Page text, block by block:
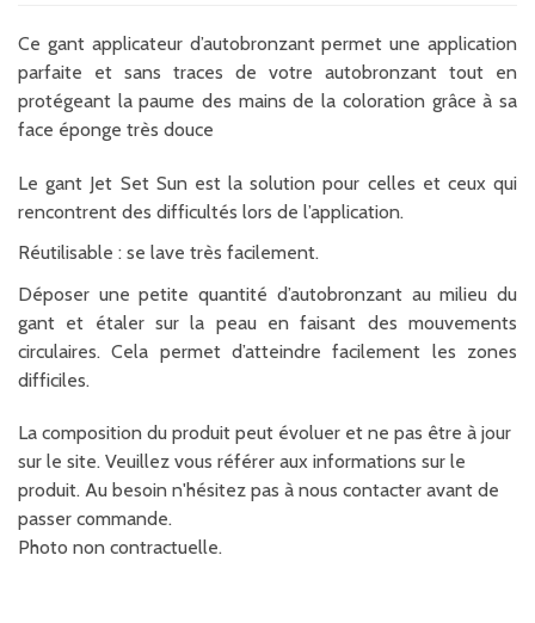
Ce gant applicateur d’autobronzant permet une application
parfaite et sans traces de votre autobronzant tout en
protégeant la paume des mains de la coloration grâce à sa
face éponge très douce
Le gant Jet Set Sun est la solution pour celles et ceux qui
rencontrent des difficultés lors de l’application.
Réutilisable : se lave très facilement.
Déposer une petite quantité d’autobronzant au milieu du
gant et étaler sur la peau en faisant des mouvements
circulaires. Cela permet d’atteindre facilement les zones
difficiles.
La composition du produit peut évoluer et ne pas être à jour
sur le site. Veuillez vous référer aux informations sur le
produit. Au besoin n'hésitez pas à nous contacter avant de
passer commande.
Photo non contractuelle.